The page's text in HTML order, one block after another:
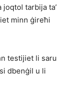
tarbija ta’
minn ġireħi
testijiet li saru
dbenġil u li